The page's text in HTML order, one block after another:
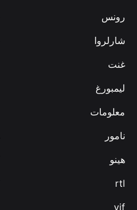
رونس
شارلروا
غنت
ليمبورغ
معلومات
نامور
هينو
rtl
vif